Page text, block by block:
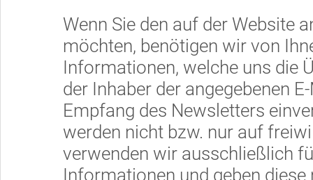
Wenn Sie den auf der Website
möchten, benötigen wir von
Informationen, welche uns die
der Inhaber der angegebenen
Empfang des Newsletters
werden nicht bzw. nur auf
verwenden wir ausschließlich
Informationen und geben